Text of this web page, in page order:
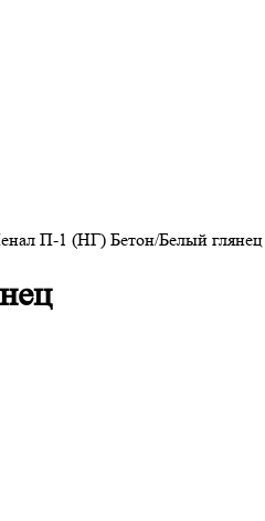
П-1 (НГ) Бетон/Белый глянец